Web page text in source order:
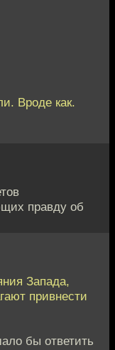
Вроде как.
правду об
Запада,
привнести
бы ответить